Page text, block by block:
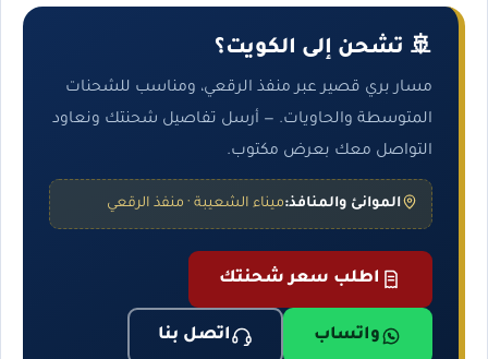
🚢 تشحن إلى الكويت؟
مسار بري قصير عبر منفذ الرقعي، ومناسب للشحنات
المتوسطة والحاويات. — أرسل تفاصيل شحنتك ونعاود
التواصل معك بعرض مكتوب.
الموانئ والمنافذ:ميناء الشعيبة · منفذ الرقعي
اطلب سعر شحنتك
واتساب اتصل بنا